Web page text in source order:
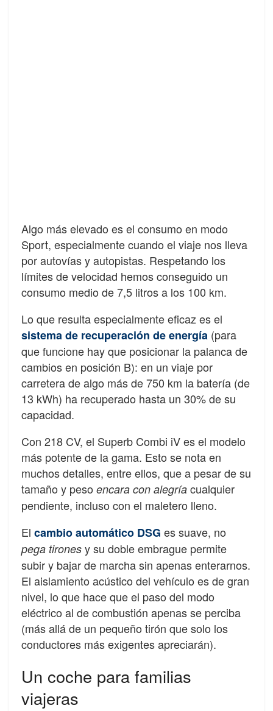
Algo más elevado es el consumo en modo
Sport, especialmente cuando el viaje nos lleva
por autovías y autopistas. Respetando los
límites de velocidad hemos conseguido un
consumo medio de 7,5 litros a los 100 km.
Lo que resulta especialmente eficaz es el
sistema de recuperación de energía (para
que funcione hay que posicionar la palanca de
cambios en posición B): en un viaje por
carretera de algo más de 750 km la batería (de
13 kWh) ha recuperado hasta un 30% de su
capacidad.
Con 218 CV, el Superb Combi iV es el modelo
más potente de la gama. Esto se nota en
muchos detalles, entre ellos, que a pesar de su
tamaño y peso encara con alegría cualquier
pendiente, incluso con el maletero lleno.
El cambio automático DSG es suave, no
pega tirones y su doble embrague permite
subir y bajar de marcha sin apenas enterarnos.
El aislamiento acústico del vehículo es de gran
nivel, lo que hace que el paso del modo
eléctrico al de combustión apenas se perciba
(más allá de un pequeño tirón que solo los
conductores más exigentes apreciarán).
Un coche para familias
viajeras